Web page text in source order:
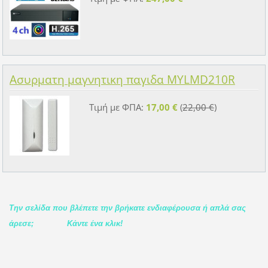
Ασυρματη μαγνητικη παγιδα MYLMD210R
Τιμή με ΦΠΑ: 17,00 €(22,00 €)
Την σελίδα που βλέπετε την βρήκατε ενδιαφέρουσα ή απλά σας
άρεσε; Κάντε ένα κλικ!